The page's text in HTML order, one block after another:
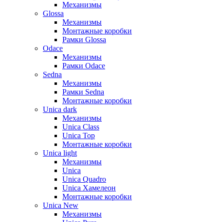
Механизмы
Glossa
Механизмы
Монтажные коробки
Рамки Glossa
Odace
Механизмы
Рамки Odace
Sedna
Механизмы
Рамки Sedna
Монтажные коробки
Unica dark
Механизмы
Unica Class
Unica Top
Монтажные коробки
Unica light
Механизмы
Unica
Unica Quadro
Unica Хамелеон
Монтажные коробки
Unica New
Механизмы